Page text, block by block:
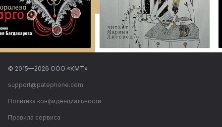
© 2015—2026 ООО «КМТ»
support@patephone.com
Политика конфиденциальности
Правила сервиса